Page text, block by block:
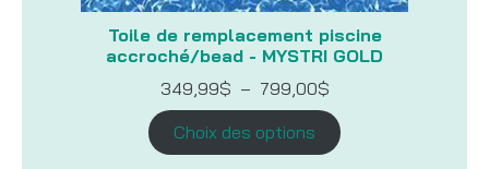
Toile de remplacement piscine
accroché/bead - MYSTRI GOLD
349,99$ – 799,00$Plage
prix :
349,99$
à
Choix des options